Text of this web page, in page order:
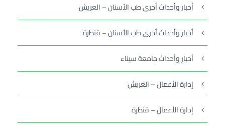
أخبار وأحداث أخرى طب الأسنان – العريش
أخبار وأحداث أخرى طب الأسنان – قنطرة
أخبار وأحداث جامعة سيناء
إدارة الأعمال – العريش
إدارة الأعمال – قنطرة